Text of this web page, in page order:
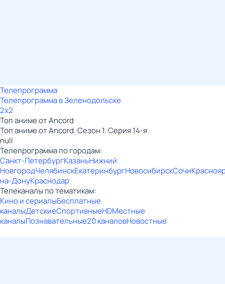
Телепрограмма
Телепрограмма в Зеленодольске
2x2
Топ аниме от Ancord
Топ аниме от Ancord. Сезон 1. Серия 14-я
null
Телепрограмма по городам:
Санкт-ПетербургКазаньНижний
НовгородЧелябинскЕкатеринбургНовосибирскСочи
на-ДонуКраснодар
Телеканалы по тематикам:
Кино и сериалыБесплатные
каналыДетскиеСпортивныеHDМестные
каналыПознавательные20 каналовНовостные